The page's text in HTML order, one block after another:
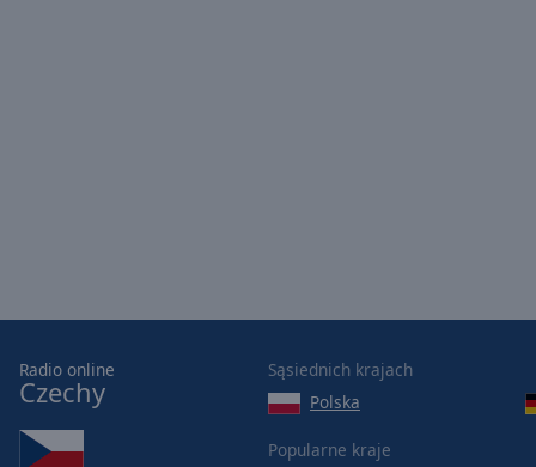
Text
Edge
Style
Radio online
Czechy
Sąsiednich krajach
Polska
Popularne kraje